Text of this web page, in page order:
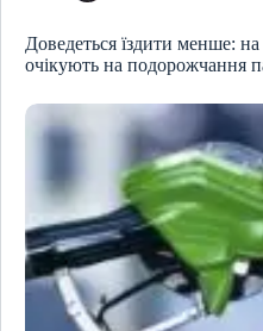
Доведеться їздити менше:
очікують на подорожчання